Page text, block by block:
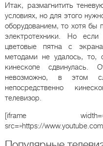
Итак, размагнитить
условиях, но для этого
оборудованием, то хотя бы
электротехники. Но
цветовые пятна с
методами не удалось, то,
кинескопе сдвинулась.
невозможно, в этом
непосредственно
телевизор.
[iframe
src=»https://